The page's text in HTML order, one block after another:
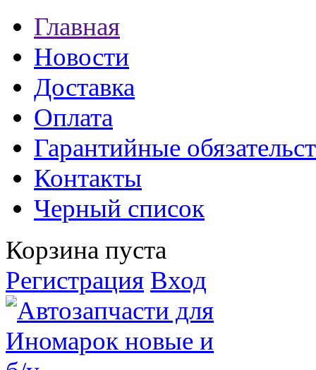
Главная
Новости
Доставка
Оплата
Гарантийные
Контакты
Черный список
Корзина пуста
Регистрация Вход